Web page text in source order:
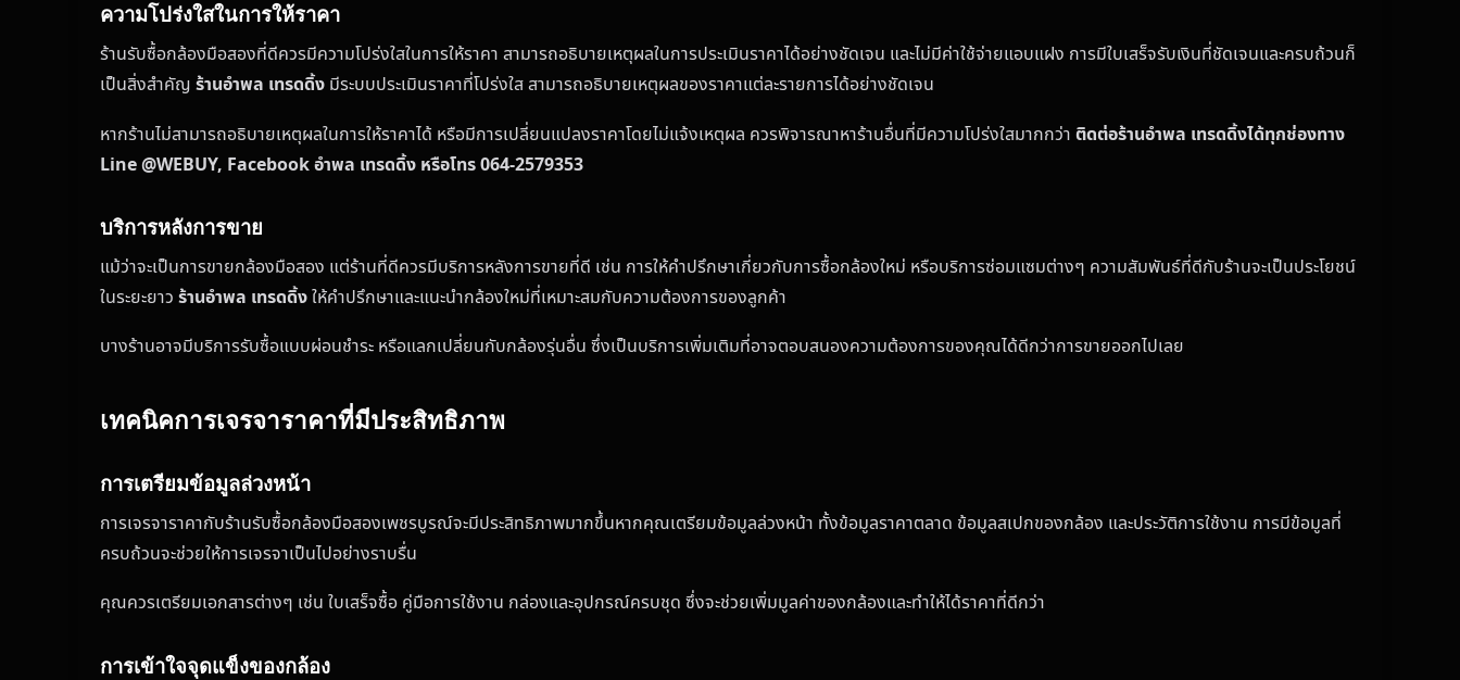
ความโปร่งใสในการให้ราคา
ร้านรับซื้อกล้องมือสองที่ดีควรมีความโปร่งใสในการให้ราคา สามารถอธิบายเหตุผลในการประเมินราคาได้อย่างชัดเจน และไม่มีค่าใช้จ่ายแอบแฝง การมีใบเสร็จรับเงินที่ชัดเจนและครบถ้วนก็
เป็นสิ่งสำคัญ ร้านอำพล เทรดดิ้ง มีระบบประเมินราคาที่โปร่งใส สามารถอธิบายเหตุผลของราคาแต่ละรายการได้อย่างชัดเจน
หากร้านไม่สามารถอธิบายเหตุผลในการให้ราคาได้ หรือมีการเปลี่ยนแปลงราคาโดยไม่แจ้งเหตุผล ควรพิจารณาหาร้านอื่นที่มีความโปร่งใสมากกว่า ติดต่อร้านอำพล เทรดดิ้งได้ทุกช่องทาง
Line @WEBUY, Facebook อำพล เทรดดิ้ง หรือโทร 064-2579353
บริการหลังการขาย
แม้ว่าจะเป็นการขายกล้องมือสอง แต่ร้านที่ดีควรมีบริการหลังการขายที่ดี เช่น การให้คำปรึกษาเกี่ยวกับการซื้อกล้องใหม่ หรือบริการซ่อมแซมต่างๆ ความสัมพันธ์ที่ดีกับร้านจะเป็นประโยชน์
ในระยะยาว ร้านอำพล เทรดดิ้งให้คำปรึกษาและแนะนำกล้องใหม่ที่เหมาะสมกับความต้องการของลูกค้า
บางร้านอาจมีบริการรับซื้อแบบผ่อนชำระ หรือแลกเปลี่ยนกับกล้องรุ่นอื่น ซึ่งเป็นบริการเพิ่มเติมที่อาจตอบสนองความต้องการของคุณได้ดีกว่าการขายออกไปเลย
เทคนิคการเจรจาราคาที่มีประสิทธิภาพ
การเตรียมข้อมูลล่วงหน้า
การเจรจาราคากับร้านรับซื้อกล้องมือสองเพชรบูรณ์จะมีประสิทธิภาพมากขึ้นหากคุณเตรียมข้อมูลล่วงหน้า ทั้งข้อมูลราคาตลาด ข้อมูลสเปกของกล้อง และประวัติการใช้งาน การมีข้อมูลที่
ครบถ้วนจะช่วยให้การเจรจาเป็นไปอย่างราบรื่น
คุณควรเตรียมเอกสารต่างๆ เช่น ใบเสร็จซื้อ คู่มือการใช้งาน กล่องและอุปกรณ์ครบชุด ซึ่งจะช่วยเพิ่มมูลค่าของกล้องและทำให้ได้ราคาที่ดีกว่า
การเข้าใจจุดแข็งของกล้อง